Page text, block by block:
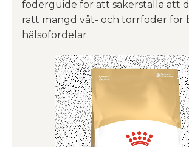
foderguide för att säkerställa att
rätt mängd våt- och torrfoder för
hälsofördelar.